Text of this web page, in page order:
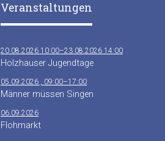
Veranstaltungen
20.08.2026 10:00–23.08.2026 14:00
Holzhauser Jugendtage
05.09.2026 , 09:00–17:00
Männer müssen Singen
06.09.2026
Flohmarkt